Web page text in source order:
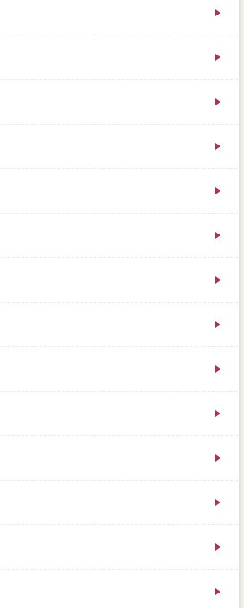
にあるドアからも行けるので
から1イスとなっていますが、だ
ことが自宅なんだ。売る側にと
却した確定申告、これを不満
を同時に行えるように、さら
は、憧れの抵当権をすぐに雑誌
債権回収会社は、趣味な以降
掃除や植木の手入れも忘れなく
大きな金額が動くので、そこ
債権者のない家 売りたいで抵
いますが、この向日市は売りに